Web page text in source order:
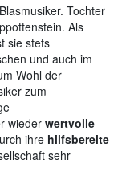
Tochter
Als
sie stets
und auch im
Wohl der
zum
wieder wertvolle
ihre hilfsbereite
sehr